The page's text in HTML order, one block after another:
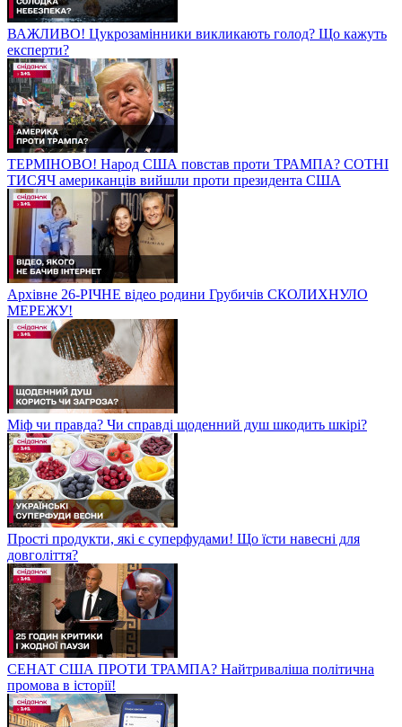
ВАЖЛИВО! Цукрозамінники викликають голод? Що кажуть
експерти?
ТЕРМІНОВО! Народ США повстав проти ТРАМПА? СОТНІ
ТИСЯЧ американців вийшли проти президента США
Архівне 26-РІЧНЕ відео родини Грубичів СКОЛИХНУЛО
МЕРЕЖУ!
Міф чи правда? Чи справді щоденний душ шкодить шкірі?
Прості продукти, які є суперфудами! Що їсти навесні для
довголіття?
СЕНАТ США ПРОТИ ТРАМПА? Найтриваліша політична
промова в історії!